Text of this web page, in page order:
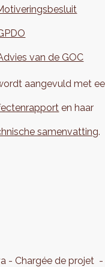
van de GOC
aangevuld met
en haar
samenvatting.
Chargée de projet